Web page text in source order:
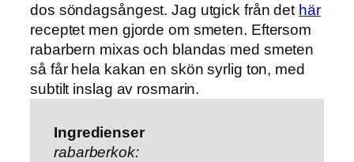
dos söndagsångest. Jag utgick från det här
receptet men gjorde om smeten. Eftersom
rabarbern mixas och blandas med smeten
så får hela kakan en skön syrlig ton, med
subtilt inslag av rosmarin.
Ingredienser
rabarberkok: